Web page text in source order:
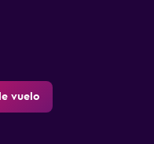
vuelo